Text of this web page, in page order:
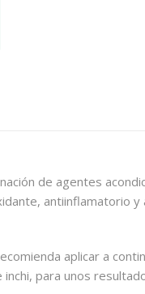
de agentes
antiinflamatorio
aplicar a
inchi, para unos